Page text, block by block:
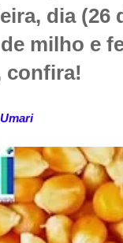
dia (26
milho e
confira!